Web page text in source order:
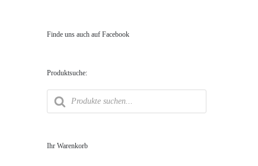
Finde uns auch auf Facebook
Produktsuche:
Products
search
Ihr Warenkorb